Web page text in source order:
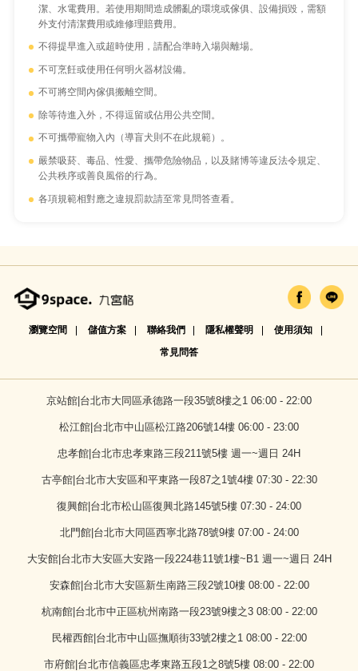
潔、水電費用。若使用期間造成髒亂的環境或傢俱、設備損毀，需額
外支付清潔費用或維修理賠費用。
不得提早進入或超時使用，請配合準時入場與離場。
不可烹飪或使用任何明火器材設備。
不可將空間內傢俱搬離空間。
除等待進入外，不得逗留或佔用公共空間。
不可攜帶寵物入內（導盲犬則不在此規範）。
嚴禁吸菸、毒品、性愛、攜帶危險物品，以及賭博等違反法令規定、
公共秩序或善良風俗的行為。
各項規範相對應之違規罰款請至常見問答查看。
瀏覽空間 儲值方案 聯絡我們 隱私權聲明
使用須知
常見問答
京站館|台北市大同區承德路一段35號8樓之1 06:00 - 22:00
松江館|台北市中山區松江路206號14樓 06:00 - 23:00
忠孝館|台北市忠孝東路三段211號5樓 週一~週日 24H
古亭館|台北市大安區和平東路一段87之1號4樓 07:30 - 22:30
復興館|台北市松山區復興北路145號5樓 07:30 - 24:00
北門館|台北市大同區西寧北路78號9樓 07:00 - 24:00
大安館|台北市大安區大安路一段224巷11號1樓~B1 週一~週日 24H
安森館|台北市大安區新生南路三段2號10樓 08:00 - 22:00
杭南館|台北市中正區杭州南路一段23號9樓之3 08:00 - 22:00
民權西館|台北市中山區撫順街33號2樓之1 08:00 - 22:00
市府館|台北市信義區忠孝東路五段1之8號5樓 08:00 - 22:00